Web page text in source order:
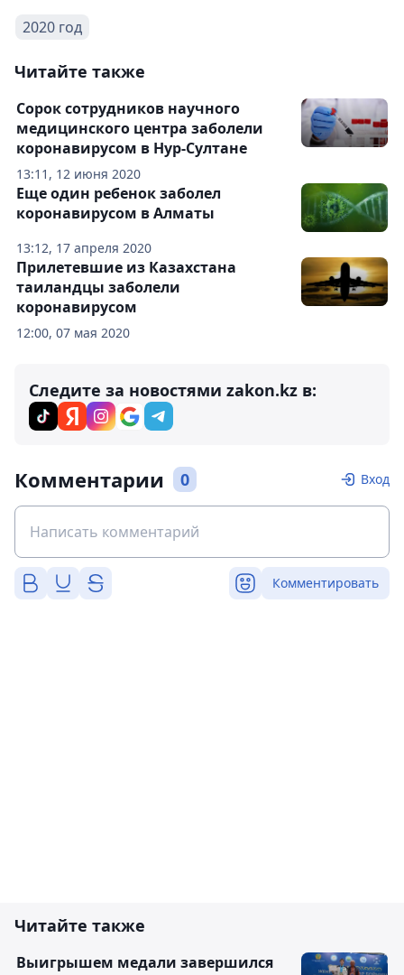
2020 год
Читайте также
13:11, 12 июня 2020
Сорок сотрудников научного
медицинского центра заболели
коронавирусом в Нур-Султане
13:12, 17 апреля 2020
Еще один ребенок заболел
коронавирусом в Алматы
12:00, 07 мая 2020
Прилетевшие из Казахстана
таиландцы заболели
коронавирусом
Следите за новостями zakon.kz в:
Комментарии 0 Вход
Комментировать
Читайте также
Выигрышем медали завершился